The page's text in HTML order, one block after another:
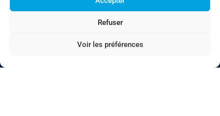
Refuser
Voir les préférences
Entreprise